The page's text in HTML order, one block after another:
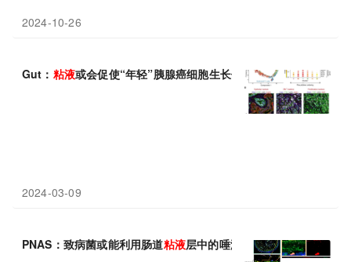
2024-10-26
Gut： 粘液或会促使“年轻”胰腺癌细胞生长但会阻断其发生致命性
2024-03-09
PNAS：致病菌或能利用肠道粘液层中的唾液酸来感染宿主机体肠